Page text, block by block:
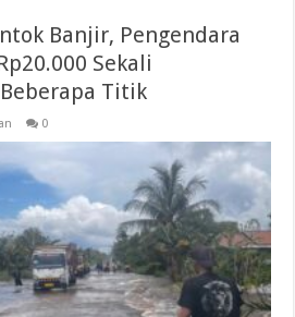
Banjir, Pengendara
Sekali
Titik
0